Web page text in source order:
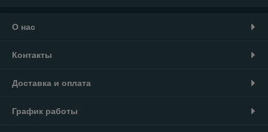
О нас
Контакты
Доставка и оплата
График работы